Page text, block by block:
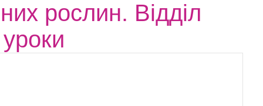
рослин. Відділ